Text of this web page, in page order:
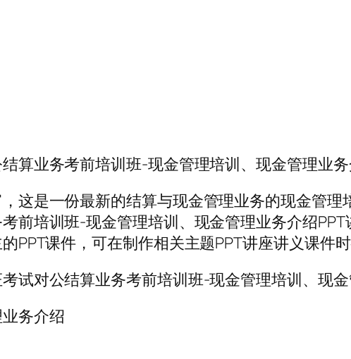
算业务考前培训班-现金管理培训、现金管理业
这是一份最新的结算与现金管理业务的现金管
前培训班-现金管理培训、现金管理业务介绍PPT
PPT课件，可在制作相关主题PPT讲座讲义课件
试对公结算业务考前培训班-现金管理培训、现
务介绍